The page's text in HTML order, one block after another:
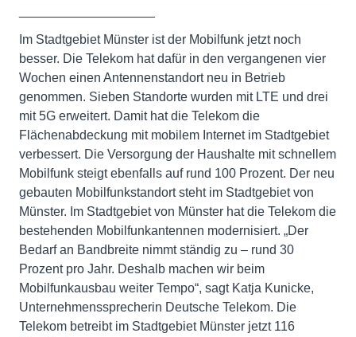
Im Stadtgebiet Münster ist der Mobilfunk jetzt noch
besser. Die Telekom hat dafür in den vergangenen vier
Wochen einen Antennenstandort neu in Betrieb
genommen. Sieben Standorte wurden mit LTE und drei
mit 5G erweitert. Damit hat die Telekom die
Flächenabdeckung mit mobilem Internet im Stadtgebiet
verbessert. Die Versorgung der Haushalte mit schnellem
Mobilfunk steigt ebenfalls auf rund 100 Prozent. Der neu
gebauten Mobilfunkstandort steht im Stadtgebiet von
Münster. Im Stadtgebiet von Münster hat die Telekom die
bestehenden Mobilfunkantennen modernisiert. „Der
Bedarf an Bandbreite nimmt ständig zu – rund 30
Prozent pro Jahr. Deshalb machen wir beim
Mobilfunkausbau weiter Tempo“, sagt Katja Kunicke,
Unternehmenssprecherin Deutsche Telekom. Die
Telekom betreibt im Stadtgebiet Münster jetzt 116